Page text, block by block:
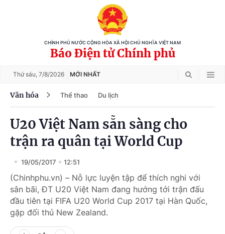
CHÍNH PHỦ NƯỚC CỘNG HÒA XÃ HỘI CHỦ NGHĨA VIỆT NAM
Báo Điện tử Chính phủ
Thứ sáu, 7/8/2026 MỚI NHẤT
Văn hóa Thể thao Du lịch
U20 Việt Nam sẵn sàng cho
trận ra quân tại World Cup
19/05/2017 12:51
(Chinhphu.vn) – Nỗ lực luyện tập để thích nghi với
sân bãi, ĐT U20 Việt Nam đang hướng tới trận đấu
đầu tiên tại FIFA U20 World Cup 2017 tại Hàn Quốc,
gặp đối thủ New Zealand.